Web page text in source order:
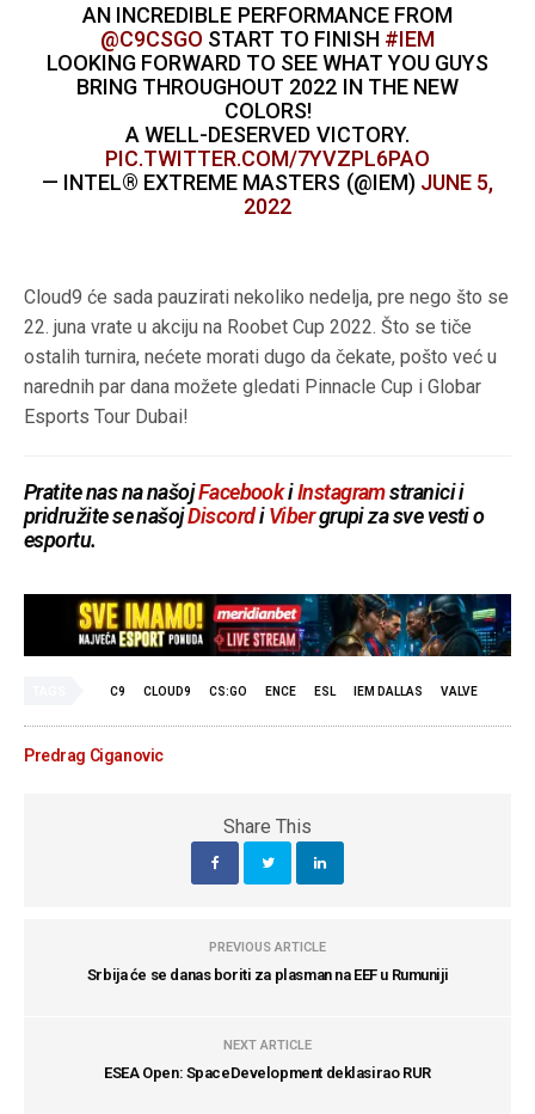
AN INCREDIBLE PERFORMANCE FROM
@C9CSGO START TO FINISH #IEM
LOOKING FORWARD TO SEE WHAT YOU GUYS
BRING THROUGHOUT 2022 IN THE NEW
COLORS!
A WELL-DESERVED VICTORY.
PIC.TWITTER.COM/7YVZPL6PAO
— INTEL® EXTREME MASTERS (@IEM) JUNE 5,
2022
Cloud9 će sada pauzirati nekoliko nedelja, pre nego što se
22. juna vrate u akciju na Roobet Cup 2022. Što se tiče
ostalih turnira, nećete morati dugo da čekate, pošto već u
narednih par dana možete gledati Pinnacle Cup i Globar
Esports Tour Dubai!
Pratite nas na našojFacebookiInstagramstranici i
pridružite se našojDiscordiVibergrupi za sve vesti o
esportu.
C9 CLOUD9 CS:GO ENCE ESL IEM DALLAS VALVE
Predrag Ciganovic
Share This
PREVIOUS ARTICLE
Srbija će se danas boriti za plasman na EEF u Rumuniji
NEXT ARTICLE
ESEA Open: SpaceDevelopment deklasirao RUR